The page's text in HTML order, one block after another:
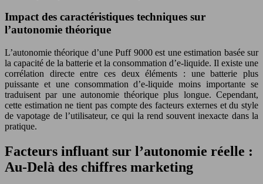
Impact des caractéristiques techniques sur
l’autonomie théorique
L’autonomie théorique d’une Puff 9000 est une estimation basée sur
la capacité de la batterie et la consommation d’e-liquide. Il existe une
corrélation directe entre ces deux éléments : une batterie plus
puissante et une consommation d’e-liquide moins importante se
traduisent par une autonomie théorique plus longue. Cependant,
cette estimation ne tient pas compte des facteurs externes et du style
de vapotage de l’utilisateur, ce qui la rend souvent inexacte dans la
pratique.
Facteurs influant sur l’autonomie réelle :
Au-Delà des chiffres marketing